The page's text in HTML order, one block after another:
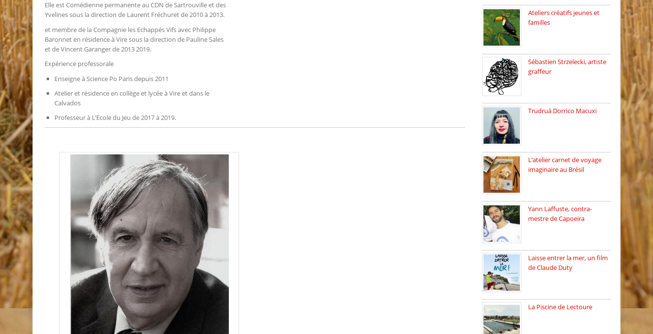
Elle est Comédienne permanente au CDN de Sartrouville et des
Yvelines sous la direction de Laurent Fréchuret de 2010 à 2013.
et membre de la Compagnie les Echappés Vifs avec Philippe
Baronnet en résidence à Vire sous la direction de Pauline Sales
et de Vincent Garanger de 2013 2019.
Expérience professorale
Enseigne à Science Po Paris depuis 2011
Atelier et résidence en collège et lycée à Vire et dans le
Calvados
Professeur à L’Ecole du Jeu de 2017 à 2019.
Ateliers créatifs jeunes et
familles
Sébastien Strzelecki, artiste
graffeur
Trudruá Dorrico Macuxi
L’atelier carnet de voyage
imaginaire au Brésil
Yann Laffuste, contra-
mestre de Capoeira
Laisse entrer la mer, un film
de Claude Duty
La Piscine de Lectoure